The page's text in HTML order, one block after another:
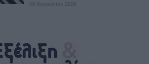
08 Αυγούστου 2026